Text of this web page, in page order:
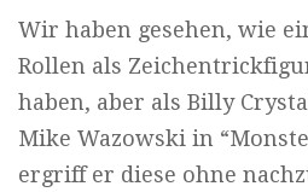
Wir haben gesehen, wie
Rollen als
haben, aber als Billy
Mike Wazowski in
ergriff er diese ohne